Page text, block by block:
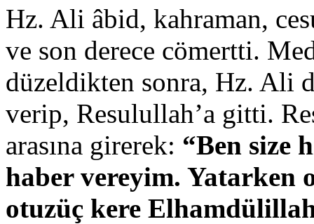
Hz. Ali âbid, kahraman,
ve son derece cömertti.
düzeldikten sonra, Hz. Ali
verip, Resulullah’a gitti.
arasına girerek: “Ben size
haber vereyim. Yatarken
otuzüç kere